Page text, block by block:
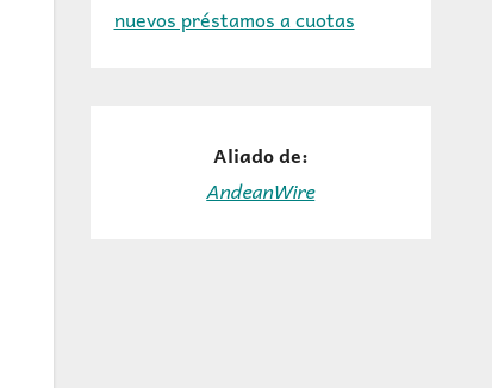
nuevos préstamos a cuotas
Aliado de:
AndeanWire